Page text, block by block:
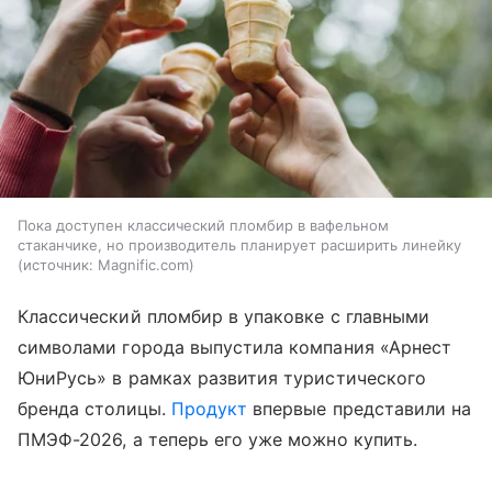
Пока доступен классический пломбир в вафельном
стаканчике, но производитель планирует расширить линейку
источник: Magnific.com
Классический пломбир в упаковке с главными
символами города выпустила компания «Арнест
ЮниРусь» в рамках развития туристического
бренда столицы. Продукт впервые представили на
ПМЭФ-2026, а теперь его уже можно купить.